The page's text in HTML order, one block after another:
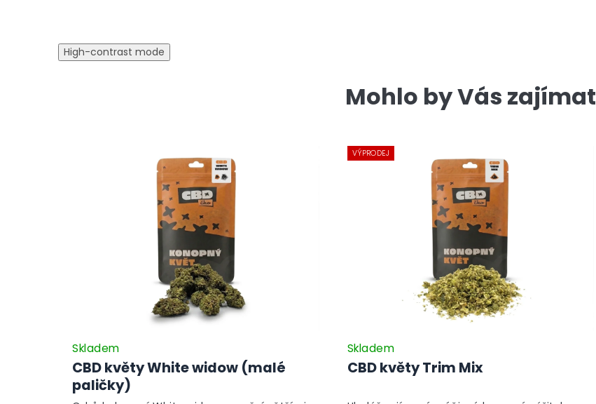
High-contrast mode
Mohlo by Vás zajímat
CBD květy White widow (malé
paličky)
Skladem
VÝPRODEJ
CBD květy Trim Mix
Skladem